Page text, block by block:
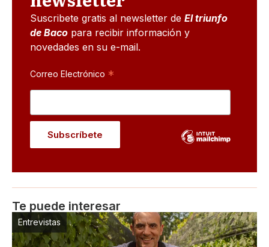
Suscribete gratis al newsletter de El triunfo
de Baco para recibir información y
novedades en su e-mail.
Correo Electrónico *
Te puede interesar
Entrevistas